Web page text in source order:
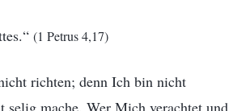
(1 Petrus 4,17)
richten; denn Ich bin nicht
selig mache. Wer Mich verachtet und